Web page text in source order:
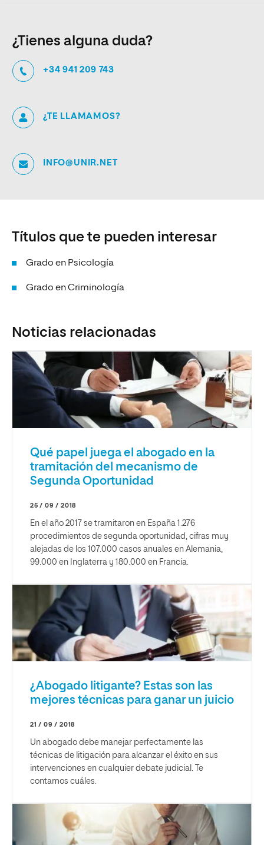
¿Tienes alguna duda?
+34 941 209 743
¿TE LLAMAMOS?
INFO@UNIR.NET
Títulos que te pueden interesar
Grado en Psicología
Grado en Criminología
Noticias relacionadas
Qué papel juega el abogado en la
tramitación del mecanismo de
Segunda Oportunidad
25 / 09 / 2018
En el año 2017 se tramitaron en España 1.276
procedimientos de segunda oportunidad, cifras muy
alejadas de los 107.000 casos anuales en Alemania,
99.000 en Inglaterra y 180.000 en Francia.
¿Abogado litigante? Estas son las
mejores técnicas para ganar un juicio
21 / 09 / 2018
Un abogado debe manejar perfectamente las
técnicas de litigación para alcanzar el éxito en sus
intervenciones en cualquier debate judicial. Te
contamos cuáles.